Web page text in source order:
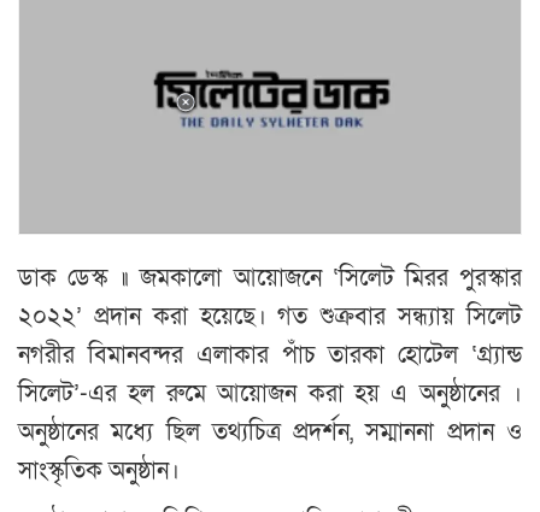
ডাক ডেস্ক ॥ জমকালো আয়োজনে ‘সিলেট মিরর পুরস্কার
২০২২’ প্রদান করা হয়েছে। গত শুক্রবার সন্ধ্যায় সিলেট
নগরীর বিমানবন্দর এলাকার পাঁচ তারকা হোটেল ‘গ্র্যান্ড
সিলেট’-এর হল রুমে আয়োজন করা হয় এ অনুষ্ঠানের ।
অনুষ্ঠানের মধ্যে ছিল তথ্যচিত্র প্রদর্শন, সম্মাননা প্রদান ও
সাংস্কৃতিক অনুষ্ঠান।